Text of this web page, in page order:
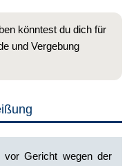
könntest du dich für
und Vergebung
Gericht wegen der